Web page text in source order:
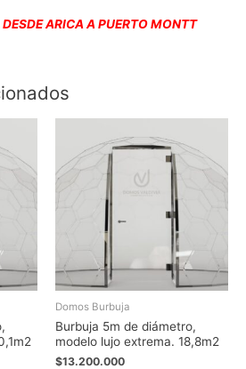
ARICA A PUERTO MONTT
Domos Burbuja
Burbuja 5m de diámetro,
modelo lujo extrema. 18,8m2
$13.200.000